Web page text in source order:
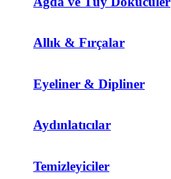
Allık & Fırçalar
Eyeliner & Dipliner
Aydınlatıcılar
Temizleyiciler